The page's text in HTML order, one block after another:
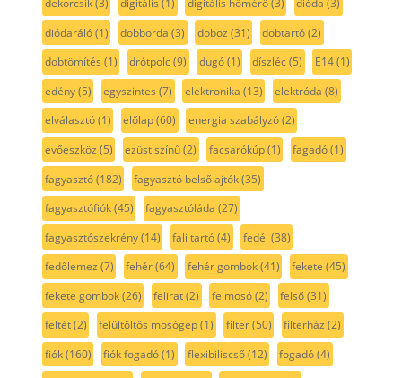
dekorcsík(3) digitális (1) digitális hőmérő(3) dióda (3)
diódaráló(1) dobborda (3) doboz (31) dobtartó(2)
dobtömítés (1) drótpolc(9) dugó(1) díszléc(5) E14(1)
edény(5) egyszintes (7) elektronika (13) elektróda (8)
elválasztó(1) előlap(60) energia szabályzó(2)
evőeszköz (5) ezüst színű(2) facsarókúp(1) fagadó(1)
fagyasztó(182) fagyasztó belső ajtók(35)
fagyasztófiók(45) fagyasztóláda (27)
fagyasztószekrény(14) fali tartó(4) fedél (38)
fedőlemez (7) fehér(64) fehér gombok(41) fekete (45)
fekete gombok(26) felirat(2) felmosó(2) felső(31)
feltét(2) felültöltős mosógép(1) filter(50) filterház (2)
fiók(160) fiók fogadó(1) flexibiliscső(12) fogadó(4)